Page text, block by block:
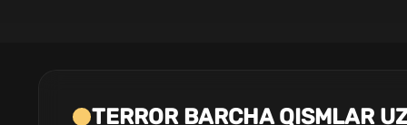
TERROR BARCHA QISMLAR